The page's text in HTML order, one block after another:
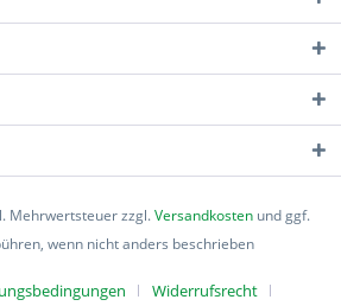
Mehrwertsteuer zzgl.Versandkosten und ggf.
wenn nicht anders beschrieben
Widerrufsrecht